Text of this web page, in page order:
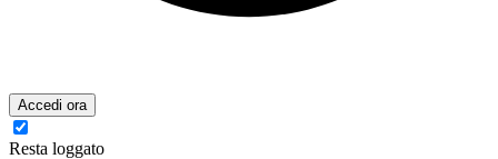
Accedi ora
Resta loggato